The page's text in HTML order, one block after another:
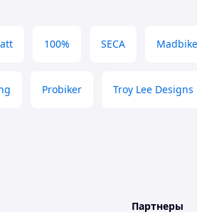
100% SECA Madbike
Probiker Troy Lee Designs
Партнеры